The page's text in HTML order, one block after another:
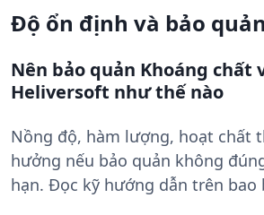
Độ ổn định và bảo
Nên bảo quản Khoáng chất
Heliversoft như thế nào
Nồng độ, hàm lượng, hoạt chất
hưởng nếu bảo quản không
hạn. Đọc kỹ hướng dẫn trên bao